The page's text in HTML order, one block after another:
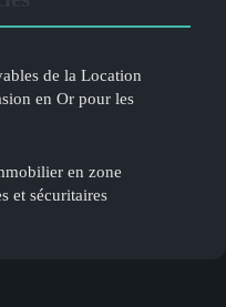
de la Location
en Or pour les
en zone
et sécuritaires